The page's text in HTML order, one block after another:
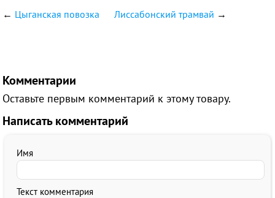
← Цыганская повозка Лиссабонский трамвай →
Комментарии
Оставьте первым комментарий к этому товару.
Написать комментарий
Имя
Текст комментария